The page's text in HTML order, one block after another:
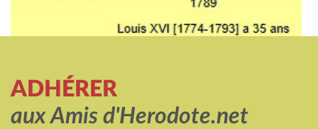
ADHÉRER
aux Amis d'Herodote.net